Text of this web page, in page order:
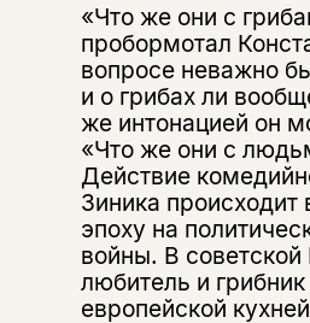
«Что же они с
пробормотал
вопросе неважно
и о грибах ли
же интонацией он
«Что же они с
Действие
Зиника
эпоху на
войны. В
любитель и
европейской